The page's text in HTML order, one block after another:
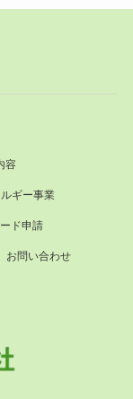
容
ギー事業
ド申請
お問い合わせ